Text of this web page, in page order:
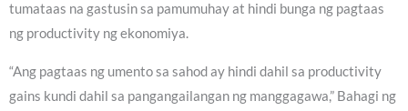
tumataas na gastusin sa pamumuhay at hindi bunga ng pagtaas
ng productivity ng ekonomiya.
“Ang pagtaas ng umento sa sahod ay hindi dahil sa productivity
gains kundi dahil sa pangangailangan ng manggagawa,” Bahagi ng